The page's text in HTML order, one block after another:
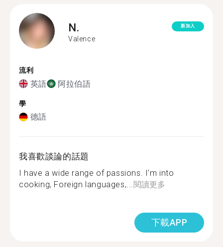
N.
Valence
新加入
流利
英語 阿拉伯語
學
德語
我喜歡談論的話題
I have a wide range of passions. I'm into
cooking, Foreign languages,...閱讀更多
下載APP